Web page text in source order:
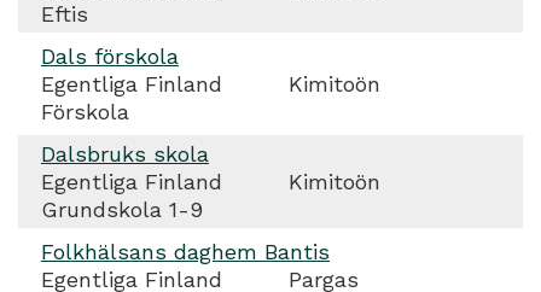
Eftis
Dals förskola
Egentliga Finland
Kimitoön
Förskola
Dalsbruks skola
Egentliga Finland
Kimitoön
Grundskola 1-9
Folkhälsans daghem Bantis
Egentliga Finland
Pargas